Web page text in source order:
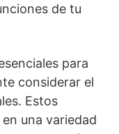
de tu
para
considerar el
Estos
una variedad